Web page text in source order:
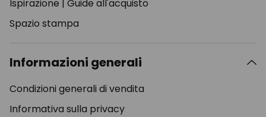
Ispirazione | Guide all'acquisto
Spazio stampa
Informazioni generali
Condizioni generali di vendita
Informativa sulla privacy